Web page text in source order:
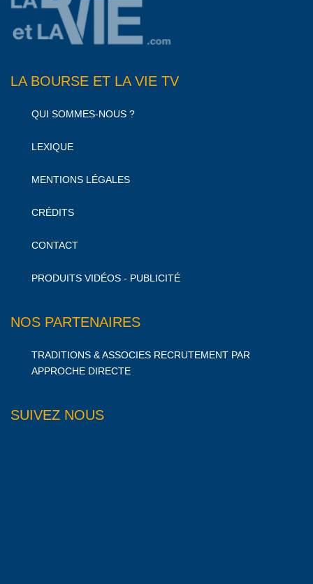
LA BOURSE ET LA VIE TV
QUI SOMMES-NOUS ?
LEXIQUE
MENTIONS LÉGALES
CRÉDITS
CONTACT
PRODUITS VIDÉOS - PUBLICITÉ
NOS PARTENAIRES
TRADITIONS & ASSOCIES RECRUTEMENT PAR
APPROCHE DIRECTE
SUIVEZ NOUS